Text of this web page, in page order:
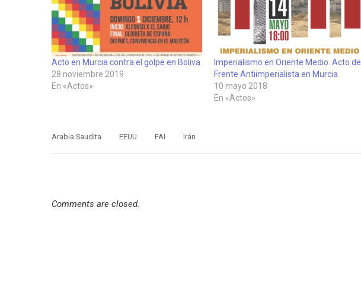
Acto en Murcia contra el golpe en Boliva
28 noviembre 2019
En «Actos»
Imperialismo en Oriente Medio. Acto del
Frente Antiimperialista en Murcia
10 mayo 2018
En «Actos»
Arabia Saudita EEUU FAI Irán
Comments are closed.